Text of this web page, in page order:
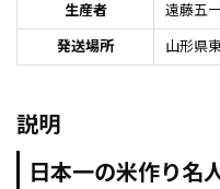
生産者 遠藤五
発送場所 山形県
説明
日本一の米作り名